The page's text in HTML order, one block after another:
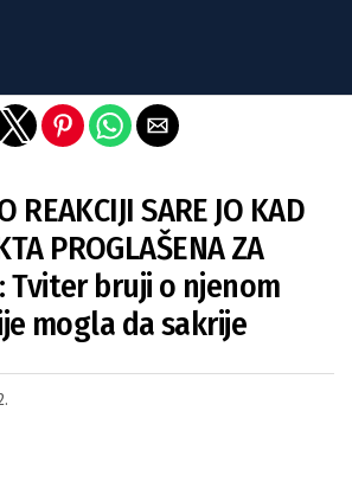
REAKCIJI SARE JO KAD
PROGLAŠENA ZA
Tviter bruji o njenom
mogla da sakrije